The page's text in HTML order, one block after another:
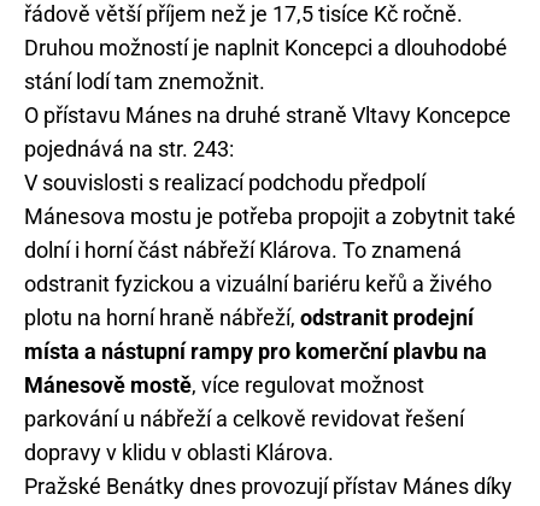
řádově větší příjem než je 17,5 tisíce Kč ročně.
Druhou možností je naplnit Koncepci a dlouhodobé
stání lodí tam znemožnit.
O přístavu Mánes na druhé straně Vltavy Koncepce
pojednává na str. 243:
V souvislosti s realizací podchodu předpolí
Mánesova mostu je potřeba propojit a zobytnit také
dolní i horní část nábřeží Klárova. To znamená
odstranit fyzickou a vizuální bariéru keřů a živého
plotu na horní hraně nábřeží, odstranit prodejní
místa a nástupní rampy pro komerční plavbu na
Mánesově mostě, více regulovat možnost
parkování u nábřeží a celkově revidovat řešení
dopravy v klidu v oblasti Klárova.
Pražské Benátky dnes provozují přístav Mánes díky